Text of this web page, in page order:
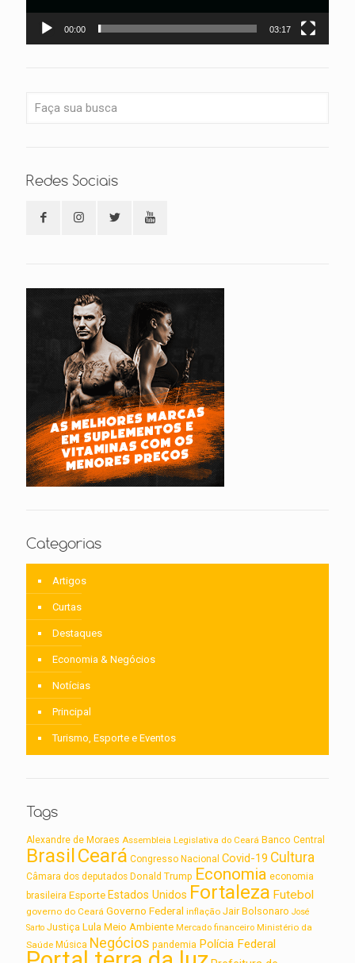
00:00 03:17
Redes Sociais
Categorias
Artigos
Curtas
Destaques
Economia & Negócios
Notícias
Principal
Turismo, Esporte e Eventos
Tags
Alexandre de Moraes Assembleia Legislativa do Ceará Banco Central
BrasilCeará Congresso Nacional Covid-19 Cultura
Câmara dos deputados Donald Trump Economia economia
brasileira Esporte Estados Unidos Fortaleza Futebol
governo do Ceará Governo Federal inflação Jair Bolsonaro José
Sarto Justiça Lula Meio Ambiente Mercado financeiro Ministério da
Saúde Música Negócios pandemia Polícia Federal